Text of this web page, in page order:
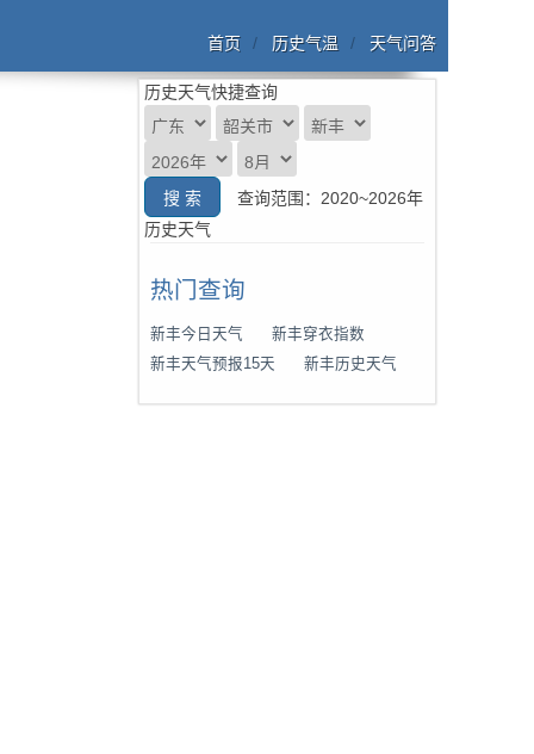
首页 历史气温 天气问答
历史天气快捷查询
查询范围：2020~2026年
历史天气
热门查询
新丰今日天气
新丰穿衣指数
新丰天气预报15天
新丰历史天气